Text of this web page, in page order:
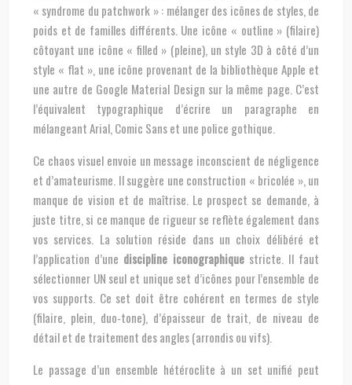
« syndrome du patchwork » : mélanger des icônes de styles, de
poids et de familles différents. Une icône « outline » (filaire)
côtoyant une icône « filled » (pleine), un style 3D à côté d’un
style « flat », une icône provenant de la bibliothèque Apple et
une autre de Google Material Design sur la même page. C’est
l’équivalent typographique d’écrire un paragraphe en
mélangeant Arial, Comic Sans et une police gothique.
Ce chaos visuel envoie un message inconscient de négligence
et d’amateurisme. Il suggère une construction « bricolée », un
manque de vision et de maîtrise. Le prospect se demande, à
juste titre, si ce manque de rigueur se reflète également dans
vos services. La solution réside dans un choix délibéré et
l’application d’une discipline iconographiquestricte. Il faut
sélectionner UN seul et unique set d’icônes pour l’ensemble de
vos supports. Ce set doit être cohérent en termes de style
(filaire, plein, duo-tone), d’épaisseur de trait, de niveau de
détail et de traitement des angles (arrondis ou vifs).
Le passage d’un ensemble hétéroclite à un set unifié peut